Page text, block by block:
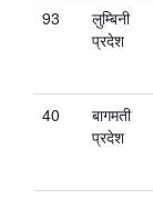
93
लुम्बिनी
प्रदेश
40
बागमती
प्रदेश